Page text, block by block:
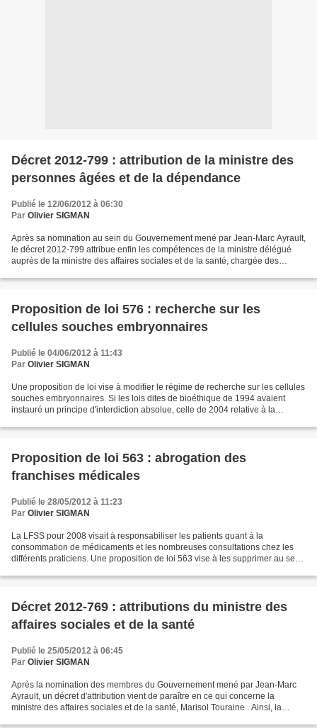
Décret 2012-799 : attribution de la ministre des
personnes âgées et de la dépendance
Publié le 12/06/2012 à 06:30
Par Olivier SIGMAN
Après sa nomination au sein du Gouvernement mené par Jean-Marc Ayrault,
le décret 2012-799 attribue enfin les compétences de la ministre délégué
auprès de la ministre des affaires sociales et de la santé, chargée des
Proposition de loi 576 : recherche sur les
cellules souches embryonnaires
Publié le 04/06/2012 à 11:43
Par Olivier SIGMAN
Une proposition de loi vise à modifier le régime de recherche sur les cellules
souches embryonnaires. Si les lois dites de bioéthique de 1994 avaient
instauré un principe d'interdiction absolue, celle de 2004 relative à la
Proposition de loi 563 : abrogation des
franchises médicales
Publié le 28/05/2012 à 11:23
Par Olivier SIGMAN
La LFSS pour 2008 visait à responsabiliser les patients quant à la
consommation de médicaments et les nombreuses consultations chez les
différents praticiens. Une proposition de loi 563 vise à les supprimer au seul
Décret 2012-769 : attributions du ministre des
affaires sociales et de la santé
Publié le 25/05/2012 à 06:45
Par Olivier SIGMAN
Après la nomination des membres du Gouvernement mené par Jean-Marc
Ayrault, un décret d'attribution vient de paraître en ce qui concerne la
ministre des affaires sociales et de la santé, Marisol Touraine . Ainsi, la